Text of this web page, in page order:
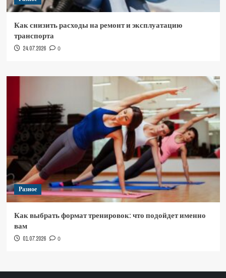
Как снизить расходы на ремонт и эксплуатацию
транспорта
24.07.2026 0
Разное
Как выбрать формат тренировок: что подойдет именно
вам
01.07.2026 0